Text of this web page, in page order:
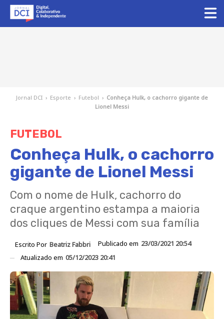
Jornal DCI › Esporte › Futebol › Conheça Hulk, o cachorro gigante de
Lionel Messi
FUTEBOL
Conheça Hulk, o cachorro
gigante de Lionel Messi
Com o nome de Hulk, cachorro do
craque argentino estampa a maioria
dos cliques de Messi com sua família
Escrito Por Beatriz Fabbri Publicado em 23/03/2021 20:54
Atualizado em 05/12/2023 20:41